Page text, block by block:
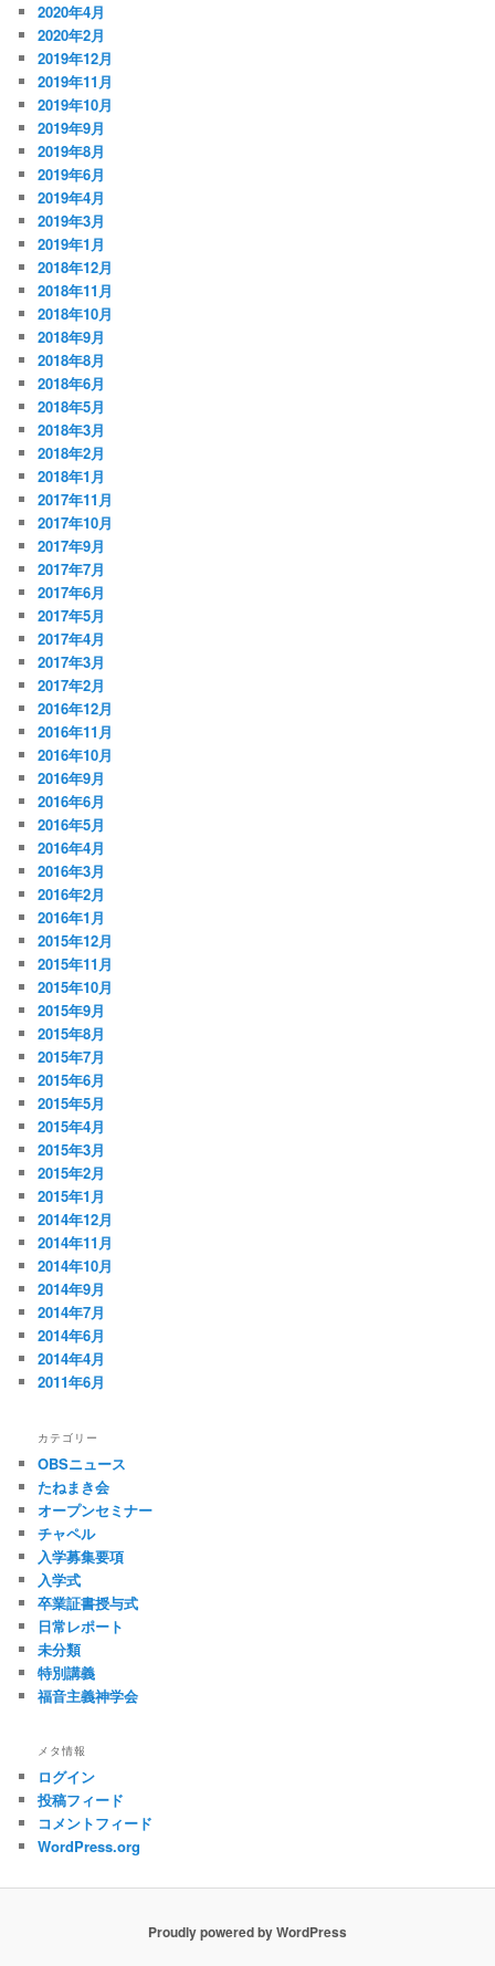
2020年4月
2020年2月
2019年12月
2019年11月
2019年10月
2019年9月
2019年8月
2019年6月
2019年4月
2019年3月
2019年1月
2018年12月
2018年11月
2018年10月
2018年9月
2018年8月
2018年6月
2018年5月
2018年3月
2018年2月
2018年1月
2017年11月
2017年10月
2017年9月
2017年7月
2017年6月
2017年5月
2017年4月
2017年3月
2017年2月
2016年12月
2016年11月
2016年10月
2016年9月
2016年6月
2016年5月
2016年4月
2016年3月
2016年2月
2016年1月
2015年12月
2015年11月
2015年10月
2015年9月
2015年8月
2015年7月
2015年6月
2015年5月
2015年4月
2015年3月
2015年2月
2015年1月
2014年12月
2014年11月
2014年10月
2014年9月
2014年7月
2014年6月
2014年4月
2011年6月
カテゴリー
OBSニュース
たねまき会
オープンセミナー
チャペル
入学募集要項
入学式
卒業証書授与式
日常レポート
未分類
特別講義
福音主義神学会
メタ情報
ログイン
投稿フィード
コメントフィード
WordPress.org
Proudly powered by WordPress